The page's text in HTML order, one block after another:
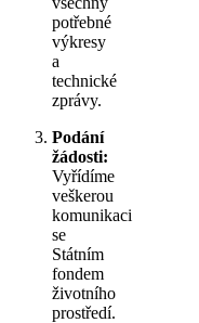
potřebné
výkresy
a
technické
zprávy.
Podání
žádosti:
Vyřídíme
veškerou
komunikaci
se
Státním
fondem
životního
prostředí.